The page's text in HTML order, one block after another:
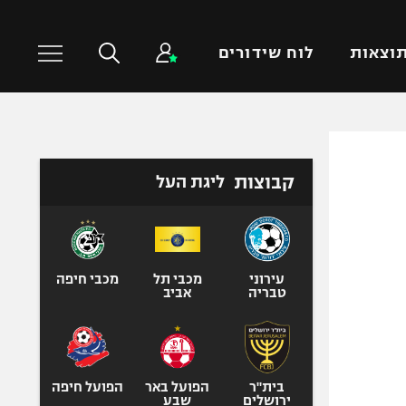
תוצאות לוח שידורים
טניס
כדורעף
ספורט אולימפי
קבוצות ליגת העל
עירוני
טבריה
מכבי תל
אביב
מכבי חיפה
בית"ר
ירושלים
הפועל באר
שבע
הפועל חיפה